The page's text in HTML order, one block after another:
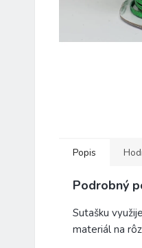
Popis
Podrobný
Sutašku
materiál na